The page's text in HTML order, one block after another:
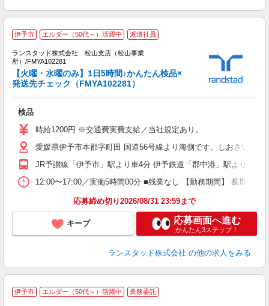
伊予市 エルダー（50代～）活躍中 派遣社員
ランスタッド株式会社 松山支店（松山事業
所）/FMYA102281
【火曜・水曜のみ】1日5時間♪かんたん検品×
発送先チェック（FMYA102281）
検品
時給1200円 ※交通費実費支給／当社規定あり。
愛媛県伊予市本郡字町田 国道56号線より海側です。しおさい公
JR予讃線「伊予市」駅より車4分 伊予鉄道「郡中港」駅より車
12:00〜17:00／実働5時間00分 ■残業なし 【勤務期間】 長期
応募締め切り2026/08/31 23:59まで
キープ 応募画面へ進む
かんたん3ステップ！
ランスタッド株式会社 の他の求人をみる
伊予市 エルダー（50代～）活躍中 業務委託